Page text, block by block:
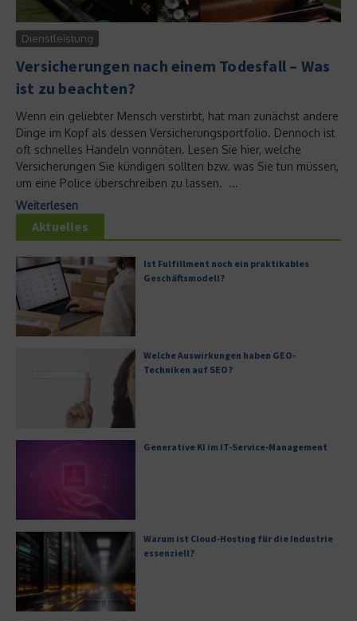
Dienstleistung
Versicherungen nach einem Todesfall – Was
ist zu beachten?
Wenn ein geliebter Mensch verstirbt, hat man zunächst andere
Dinge im Kopf als dessen Versicherungsportfolio. Dennoch ist
oft schnelles Handeln vonnöten. Lesen Sie hier, welche
Versicherungen Sie kündigen sollten bzw. was Sie tun müssen,
um eine Police überschreiben zu lassen. ...
Weiterlesen
Aktuelles
Ist Fulfillment noch ein praktikables
Geschäftsmodell?
Welche Auswirkungen haben GEO-
Techniken auf SEO?
Generative KI im IT-Service-Management
Warum ist Cloud-Hosting für die Industrie
essenziell?